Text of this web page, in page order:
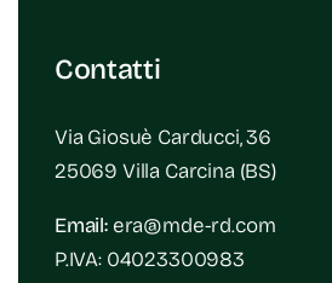
Contatti
Via Giosuè Carducci, 36
25069 Villa Carcina (BS)
Email:era@mde-rd.com
P.IVA: 04023300983